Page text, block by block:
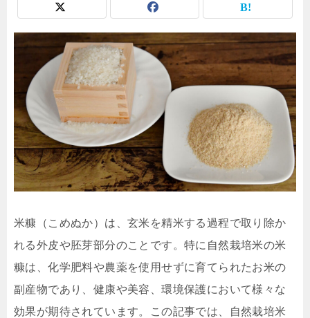
米糠（こめぬか）は、玄米を精米する過程で取り除か
れる外皮や胚芽部分のことです。特に自然栽培米の米
糠は、化学肥料や農薬を使用せずに育てられたお米の
副産物であり、健康や美容、環境保護において様々な
効果が期待されています。この記事では、自然栽培米